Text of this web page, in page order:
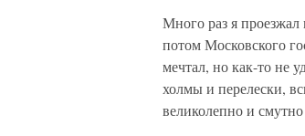
Много раз я проезжал
потом Московского
мечтал, но как-то не
холмы и перелески,
великолепно и